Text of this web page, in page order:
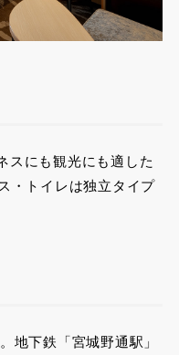
スにも観光にも適した
・トイレは独立タイプ
地下鉄「宮城野通駅」